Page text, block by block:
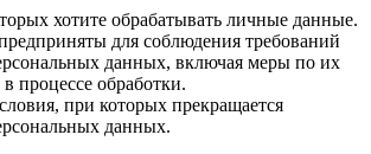
хотите обрабатывать личные данные.
для соблюдения требований
данных, включая меры по их
процессе обработки.
при которых прекращается
данных.